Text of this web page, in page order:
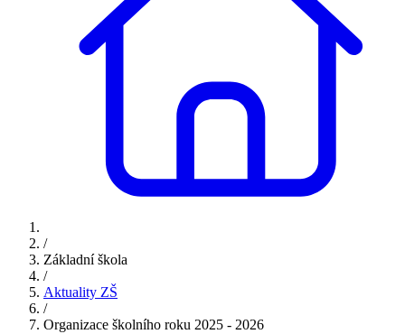
/
Základní škola
/
Aktuality ZŠ
/
Organizace školního roku 2025 - 2026